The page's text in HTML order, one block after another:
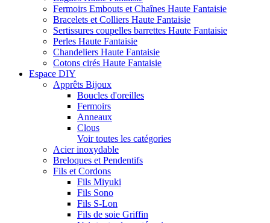
Fermoirs Embouts et Chaînes Haute Fantaisie
Bracelets et Colliers Haute Fantaisie
Sertissures coupelles barrettes Haute Fantaisie
Perles Haute Fantaisie
Chandeliers Haute Fantaisie
Cotons cirés Haute Fantaisie
Espace DIY
Apprêts Bijoux
Boucles d'oreilles
Fermoirs
Anneaux
Clous
Voir toutes les catégories
Acier inoxydable
Breloques et Pendentifs
Fils et Cordons
Fils Miyuki
Fils Sono
Fils S-Lon
Fils de soie Griffin